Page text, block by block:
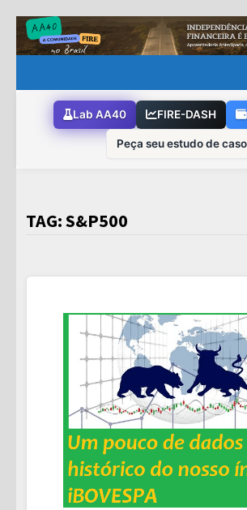
Skip
to
Lab AA40 FIRE-DASH
Peça seu estudo de caso
TAG:S&P500